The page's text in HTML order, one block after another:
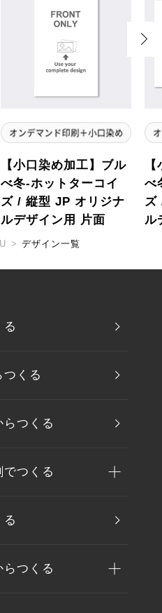
【小口染め加工】ブル
べ冬-ホットターコイ
ズ / 縦型 JP オリジナ
ルデザイン用 片面
べ
ズ
ル
> デザイン一覧
る
つくる
つくる
つくる
る
つくる